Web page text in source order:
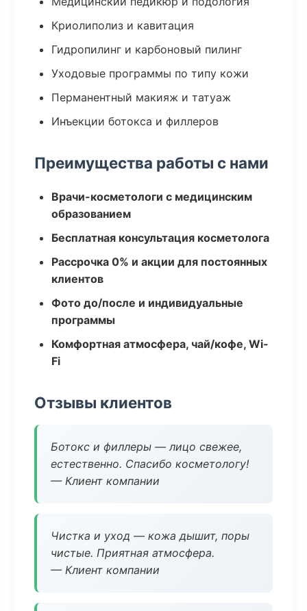
Криолиполиз и кавитация
Гидропилинг и карбоновый пилинг
Уходовые программы по типу кожи
Перманентный макияж и татуаж
Инъекции ботокса и филлеров
Преимущества работы с нами
Врачи-косметологи с медицинским
образованием
Бесплатная консультация косметолога
Рассрочка 0% и акции для постоянных
клиентов
Фото до/после и индивидуальные
программы
Комфортная атмосфера, чай/кофе, Wi-
Fi
Отзывы клиентов
Ботокс и филлеры — лицо свежее,
естественно. Спасибо косметологу!
— Клиент компании
Чистка и уход — кожа дышит, поры
чистые. Приятная атмосфера.
— Клиент компании